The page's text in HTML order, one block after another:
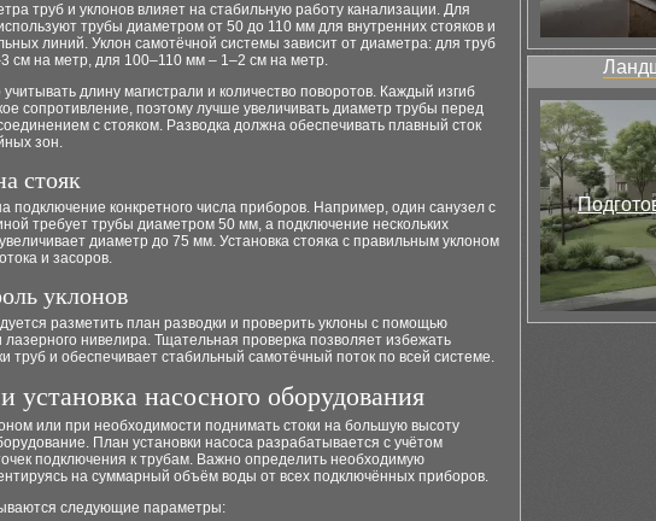
труб и уклонов влияет на стабильную работу канализации. Для
трубы диаметром от 50 до 110 мм для внутренних стояков и
линий. Уклон самотёчной системы зависит от диаметра: для труб
см на метр, для 100–110 мм – 1–2 см на метр.
длину магистрали и количество поворотов. Каждый изгиб
сопротивление, поэтому лучше увеличивать диаметр трубы перед
с стояком. Разводка должна обеспечивать плавный сток
зон.
стояк
подключение конкретного числа приборов. Например, один санузел с
требует трубы диаметром 50 мм, а подключение нескольких
диаметр до 75 мм. Установка стояка с правильным уклоном
и засоров.
уклонов
разметить план разводки и проверить уклоны с помощью
лазерного нивелира. Тщательная проверка позволяет избежать
труб и обеспечивает стабильный самотёчный поток по всей системе.
установка насосного оборудования
или при необходимости поднимать стоки на большую высоту
План установки насоса разрабатывается с учётом
подключения к трубам. Важно определить необходимую
на суммарный объём воды от всех подключённых приборов.
следующие параметры: